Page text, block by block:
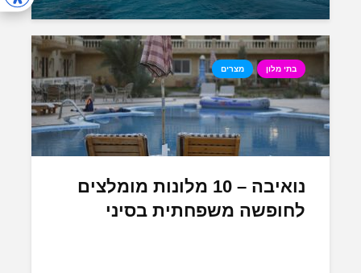
בתי מלון מצרים
נואיבה – 10 מלונות מומלצים
לחופשה משפחתית בסיני